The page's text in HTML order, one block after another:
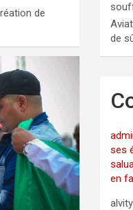
de
de
ses
en